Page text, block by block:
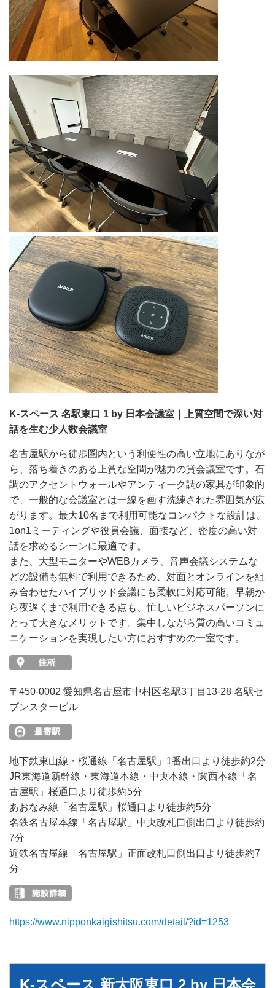
K-スペース 名駅東口 1 by 日本会議室｜上質空間で深い対
話を生む少人数会議室
名古屋駅から徒歩圏内という利便性の高い立地にありなが
ら、落ち着きのある上質な空間が魅力の貸会議室です。石
調のアクセントウォールやアンティーク調の家具が印象的
で、一般的な会議室とは一線を画す洗練された雰囲気が広
がります。最大10名まで利用可能なコンパクトな設計は、
1on1ミーティングや役員会議、面接など、密度の高い対
話を求めるシーンに最適です。
また、大型モニターやWEBカメラ、音声会議システムな
どの設備も無料で利用できるため、対面とオンラインを組
み合わせたハイブリッド会議にも柔軟に対応可能。早朝か
ら夜遅くまで利用できる点も、忙しいビジネスパーソンに
とって大きなメリットです。集中しながら質の高いコミュ
ニケーションを実現したい方におすすめの一室です。
〒450-0002 愛知県名古屋市中村区名駅3丁目13-28 名駅セ
ブンスタービル
地下鉄東山線・桜通線「名古屋駅」1番出口より徒歩約2分
JR東海道新幹線・東海道本線・中央本線・関西本線「名
古屋駅」桜通口より徒歩約5分
あおなみ線「名古屋駅」桜通口より徒歩約5分
名鉄名古屋本線「名古屋駅」中央改札口側出口より徒歩約
7分
近鉄名古屋線「名古屋駅」正面改札口側出口より徒歩約7
分
https://www.nipponkaigishitsu.com/detail/?id=1253
K-スペース 新大阪東口 2 by 日本会